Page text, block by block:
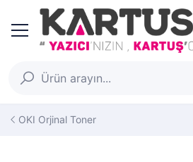
OKI Orjinal Toner